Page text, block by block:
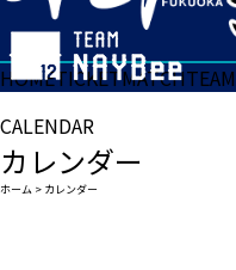
HOMETICKETMATCHTEAM
CALENDAR
カレンダー
ホーム > カレンダー